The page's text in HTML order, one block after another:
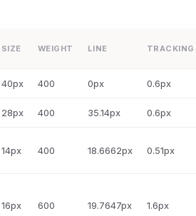
SIZE WEIGHT LINE TRACKING
40px 400 0px 0.6px
28px 400 35.14px 0.6px
14px 400 18.6662px 0.51px
16px 600 19.7647px 1.6px